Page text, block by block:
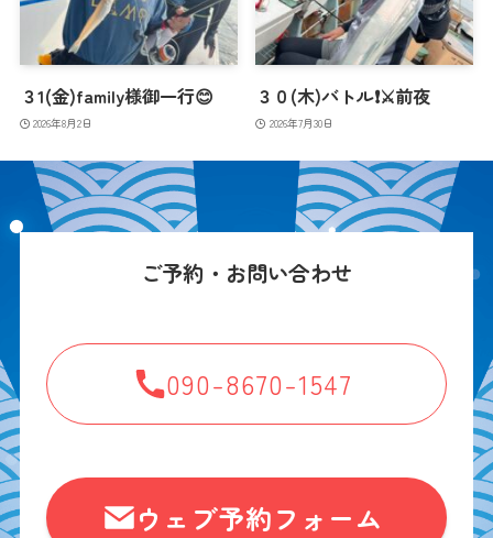
３1(金)family様御一行😊
2026年8月2日
３０(木)バトル❗️⚔️前夜
2026年7月30日
ご予約・お問い合わせ
090-8670-1547
ウェブ予約フォーム